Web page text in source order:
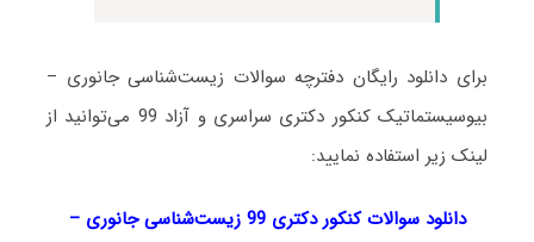
برای دانلود رایگان دفترچه سوالات زیست‌شناسی جانوری –
بیوسیستماتیک کنکور دکتری سراسری و آزاد 99 می‌توانید از
لینک زیر استفاده نمایید:
دانلود سوالات کنکور دکتری 99 زیست‌شناسی جانوری
–